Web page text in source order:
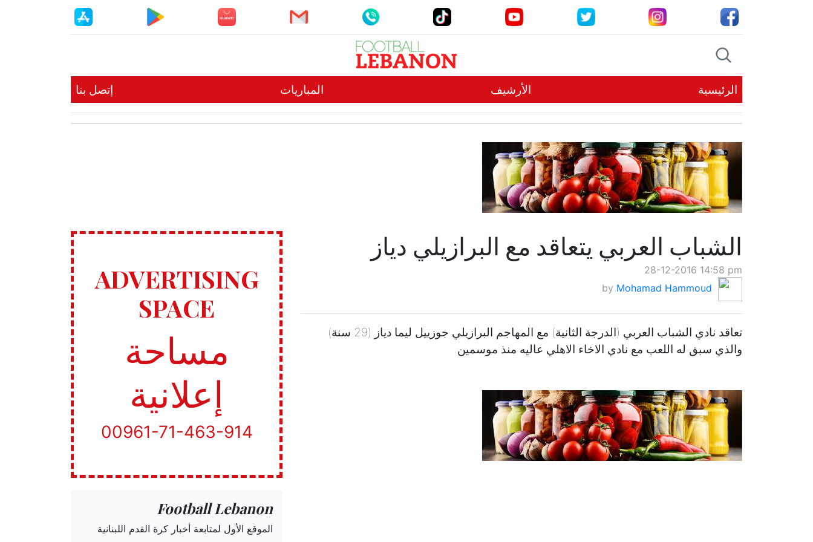
الرئيسية الأرشيف المباريات إتصل بنا
الشباب العربي يتعاقد مع البرازيلي دياز
28-12-2016 14:58 pm
by Mohamad Hammoud
تعاقد نادي الشباب العربي (الدرجة الثانية) مع المهاجم البرازيلي جوزييل ليما دياز (29 سنة)
والذي سبق له اللعب مع نادي الاخاء الاهلي عاليه منذ موسمين.
ADVERTISING
SPACE
مساحة
إعلانية
00961-71-463-914
Football Lebanon
الموقع الأول لمتابعة أخبار كرة القدم اللبنانية